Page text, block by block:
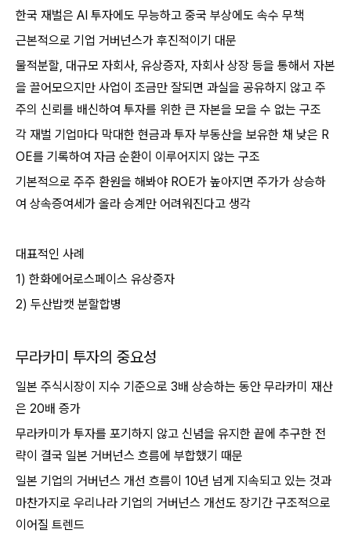
한국 재벌은 AI 투자에도 무능하고 중국 부상에도 속수 무책
근본적으로 기업 거버넌스가 후진적이기 대문
물적분할, 대규모 자회사, 유상증자, 자회사 상장 등을 통해서 자본
을 끌어모으지만 사업이 조금만 잘되면 과실을 공유하지 않고 주
주의 신뢰를 배신하여 투자를 위한 큰 자본을 모을 수 없는 구조
각 재벌 기업마다 막대한 현금과 투자 부동산을 보유한 채 낮은 R
OE를 기록하여 자금 순환이 이루어지지 않는 구조
기본적으로 주주 환원을 해봐야 ROE가 높아지면 주가가 상승하
여 상속증여세가 올라 승계만 어려워진다고 생각
대표적인 사례
1) 한화에어로스페이스 유상증자
2) 두산밥캣 분할합병
무라카미 투자의 중요성
일본 주식시장이 지수 기준으로 3배 상승하는 동안 무라카미 재산
은 20배 증가
무라카미가 투자를 포기하지 않고 신념을 유지한 끝에 추구한 전
략이 결국 일본 거버넌스 흐름에 부합했기 때문
일본 기업의 거버넌스 개선 흐름이 10년 넘게 지속되고 있는 것과
마찬가지로 우리나라 기업의 거버넌스 개선도 장기간 구조적으로
이어질 트렌드